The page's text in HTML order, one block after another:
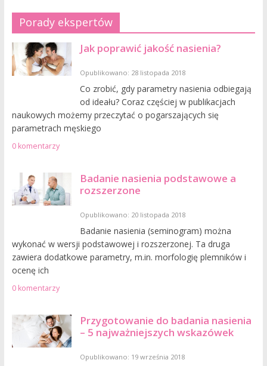
Porady ekspertów
Jak poprawić jakość nasienia?
Opublikowano: 28 listopada 2018
Co zrobić, gdy parametry nasienia odbiegają
od ideału? Coraz częściej w publikacjach
naukowych możemy przeczytać o pogarszających się
parametrach męskiego
0 komentarzy
Badanie nasienia podstawowe a
rozszerzone
Opublikowano: 20 listopada 2018
Badanie nasienia (seminogram) można
wykonać w wersji podstawowej i rozszerzonej. Ta druga
zawiera dodatkowe parametry, m.in. morfologię plemników i
ocenę ich
0 komentarzy
Przygotowanie do badania nasienia
– 5 najważniejszych wskazówek
Opublikowano: 19 września 2018